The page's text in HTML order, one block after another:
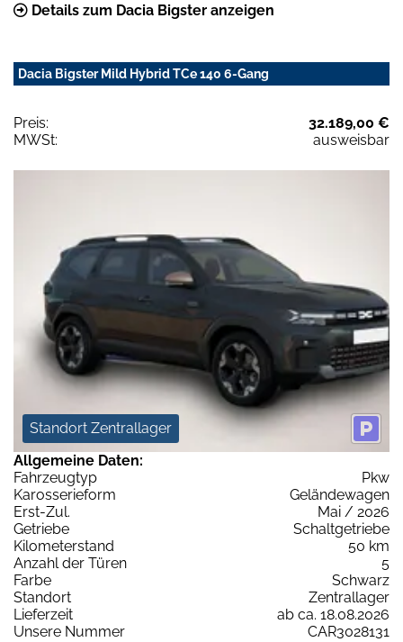
Details zum Dacia Bigster anzeigen
Dacia Bigster Mild Hybrid TCe 140 6-Gang
Preis:
32.189,00 €
MWSt:
ausweisbar
Standort Zentrallager
Allgemeine Daten:
Fahrzeugtyp
Pkw
Karosserieform
Geländewagen
Erst-Zul.
Mai / 2026
Getriebe
Schaltgetriebe
Kilometerstand
50 km
Anzahl der Türen
5
Farbe
Schwarz
Standort
Zentrallager
Lieferzeit
ab ca. 18.08.2026
Unsere Nummer
CAR3028131